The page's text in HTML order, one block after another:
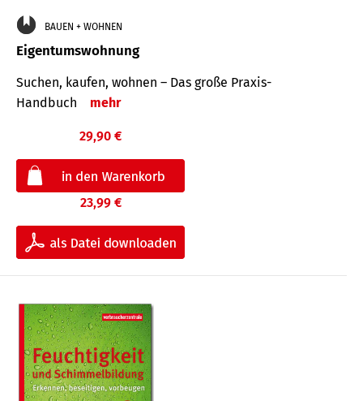
BAUEN + WOHNEN
Eigentumswohnung
Suchen, kaufen, wohnen – Das große Praxis-
Handbuch
mehr
29,90 €
23,99 €